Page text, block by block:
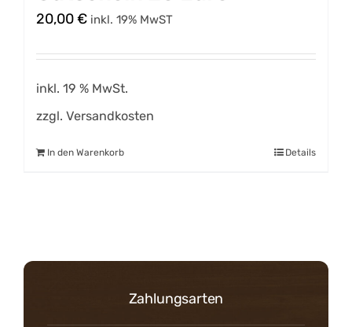
20,00€ inkl. 19% MwST
inkl. 19 % MwSt.
zzgl. Versandkosten
In den Warenkorb Details
Zahlungsarten